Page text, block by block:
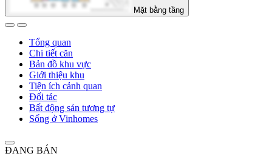
Mặt bằng tầng
Tổng quan
Chi tiết căn
Bản đồ khu vực
Giới thiệu khu
Tiện ích cảnh quan
Đối tác
Bất động sản tương tự
Sống ở Vinhomes
ĐANG BÁN